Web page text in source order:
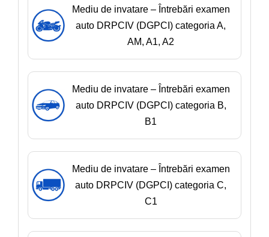
Mediu de invatare – Întrebări examen
auto DRPCIV (DGPCI) categoria A,
AM, A1, A2
Mediu de invatare – Întrebări examen
auto DRPCIV (DGPCI) categoria B,
B1
Mediu de invatare – Întrebări examen
auto DRPCIV (DGPCI) categoria C,
C1